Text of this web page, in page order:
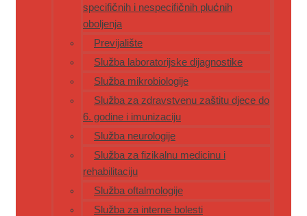
specifičnih i nespecifičnih plućnih
oboljenja
Previjalište
Služba laboratorijske dijagnostike
Služba mikrobiologije
Služba za zdravstvenu zaštitu djece do
6. godine i imunizaciju
Služba neurologije
Služba za fizikalnu medicinu i
rehabilitaciju
Služba oftalmologije
Služba za interne bolesti